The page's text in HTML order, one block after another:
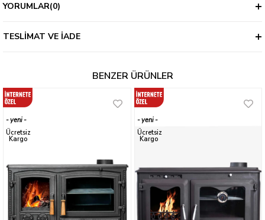
Su ısıtma haznesi ile ihtiyacınız kadar suyu ısıtarak kullanabilirsiniz.
Isıya dayanıklı seramik camlara sahiptir.
Yanmaz boyalı yüzeyi ile paslanma ve korozyona karşı dirençli bir üründür.
Bu durum ürün ömrünü arttıran önemli bir diğer etkendir.
Dış etkenlere karşı dayanıklı yapısı ile uzun yıllar boyunca
kullanabilirsiniz.
Sevk Süresi 1-15 gün
YORUMLAR(0)
TESLIMAT VE İADE
BENZER ÜRÜNLER
yeni
ürün
Ücretsiz
Kargo
yeni
ürün
Ücretsiz
Kargo